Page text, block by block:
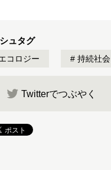
ュタグ
コロジー 持続社会
Twitterでつぶやく